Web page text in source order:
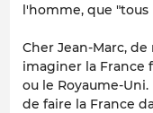
l'homme, que "tous
Cher Jean-Marc,
imaginer la France
ou le Royaume-
de faire la France